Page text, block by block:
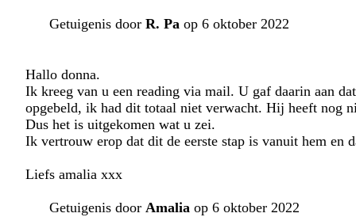
Getuigenis door R. Pa op 6 oktober 2022
Hallo donna.
Ik kreeg van u een reading via mail. U gaf daarin aan
opgebeld, ik had dit totaal niet verwacht. Hij heeft nog
Dus het is uitgekomen wat u zei.
Ik vertrouw erop dat dit de eerste stap is vanuit hem en
Liefs amalia xxx
Getuigenis door Amalia op 6 oktober 2022